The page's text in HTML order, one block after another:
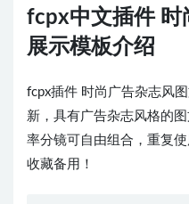
fcpx中文插件 时
展示模板介绍
fcpx插件 时尚广告杂志风
新，具有广告杂志风格的
率分镜可自由组合，重复
收藏备用！‎